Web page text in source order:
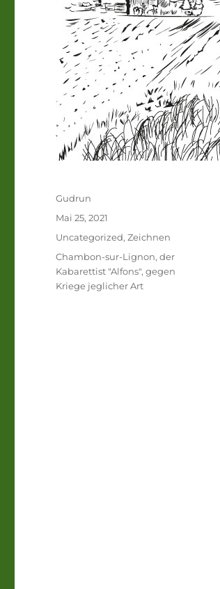
Autor
Gudrun
Veröffentlicht
am
Mai 25, 2021
Kategorien
Uncategorized,Zeichnen
Schlagwörter
Chambon-sur-Lignon,der
Kabarettist "Alfons",gegen
Kriege jeglicher Art